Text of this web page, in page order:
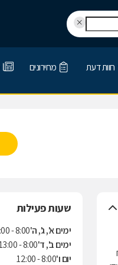
חוות דעת מחירונים
שעות פעילות
ימים א', ג', ה'8:00 - 13:00, 16:00 - 19:00
ימים ב', ד'8:00 - 13:00
יום ו'8:00 - 12:00